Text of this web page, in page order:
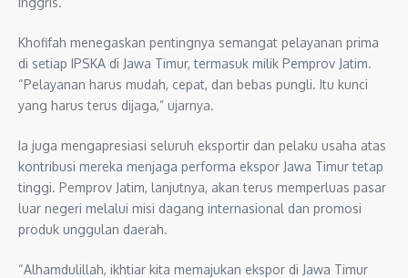
Khofifah menegaskan pentingnya semangat pelayanan prima
di setiap IPSKA di Jawa Timur, termasuk milik Pemprov Jatim.
“Pelayanan harus mudah, cepat, dan bebas pungli. Itu kunci
yang harus terus dijaga,” ujarnya.
Ia juga mengapresiasi seluruh eksportir dan pelaku usaha atas
kontribusi mereka menjaga performa ekspor Jawa Timur tetap
tinggi. Pemprov Jatim, lanjutnya, akan terus memperluas pasar
luar negeri melalui misi dagang internasional dan promosi
produk unggulan daerah.
“Alhamdulillah, ikhtiar kita memajukan ekspor di Jawa Timur